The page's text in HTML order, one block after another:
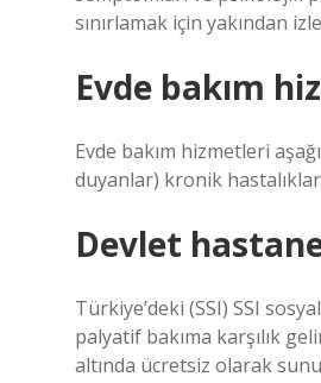
sınırlamak için yakından
Evde bakım
Evde bakım hizmetleri
duyanlar) kronik
Devlet
Türkiye’deki (SSI) SSI
palyatif bakıma karşılık
altında ücretsiz olarak